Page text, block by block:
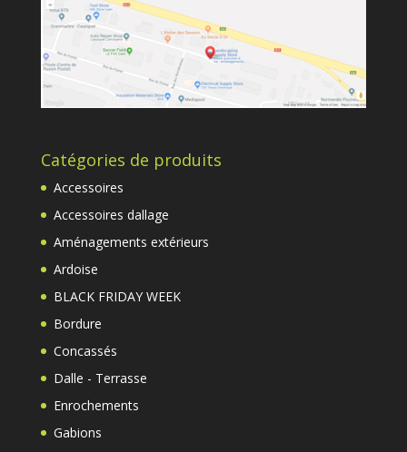
Catégories de produits
Accessoires
Accessoires dallage
Aménagements extérieurs
Ardoise
BLACK FRIDAY WEEK
Bordure
Concassés
Dalle - Terrasse
Enrochements
Gabions